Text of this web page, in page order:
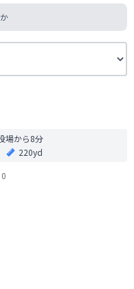
場から8分
220yd
0